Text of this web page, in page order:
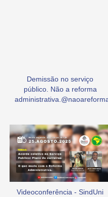
Demissão no serviço
público. Não a reforma
Videoconferência - SindUni